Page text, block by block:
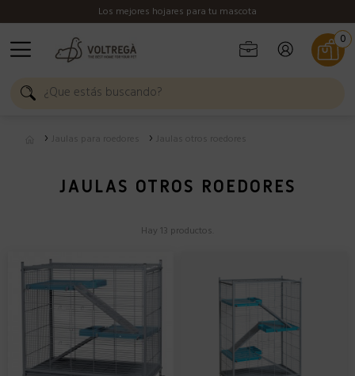
Los mejores hojares para tu mascota
0
JAULAS OTROS ROEDORES
Hay 13 productos.